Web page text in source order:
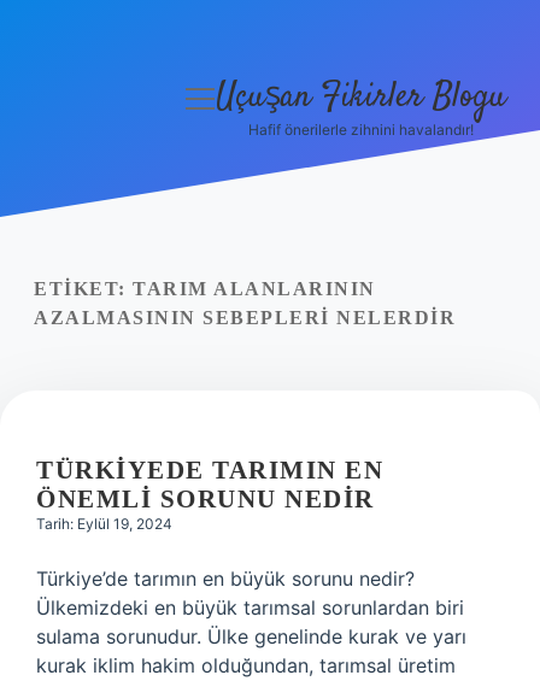
Yasal Uyarı
menüyü
Uçuşan Fikirler Blogu
Hafif önerilerle zihnini havalandır!
ETIKET: TARIM ALANLARININ
AZALMASININ SEBEPLERI NELERDIR
TÜRKIYEDE TARIMIN EN
ÖNEMLI SORUNU NEDIR
Tarih: Eylül 19, 2024
Türkiye’de tarımın en büyük sorunu nedir?
Ülkemizdeki en büyük tarımsal sorunlardan biri
sulama sorunudur. Ülke genelinde kurak ve yarı
kurak iklim hakim olduğundan, tarımsal üretim